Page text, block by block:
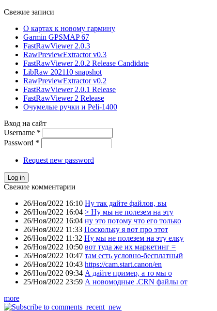
Свежие записи
О картах к новому гармину
Garmin GPSMAP 67
FastRawViewer 2.0.3
RawPreviewExtractor v0.3
FastRawViewer 2.0.2 Release Candidate
LibRaw 202110 snapshot
RawPreviewExtractor v0.2
FastRawViewer 2.0.1 Release
FastRawViewer 2 Release
Очумелые ручки и Peli-1400
Вход на сайт
Username *
Password *
Request new password
Свежие комментарии
26/Ноя/2022 16:10 Ну так дайте файлов, вы
26/Ноя/2022 16:04 > Ну мы не полезем на эту
26/Ноя/2022 16:04 ну это потому что его только
26/Ноя/2022 11:33 Поскольку я вот про этот
26/Ноя/2022 11:32 Ну мы не полезем на эту елку
26/Ноя/2022 10:50 вот туда же их маркетинг =
26/Ноя/2022 10:47 там есть условно-бесплатный
26/Ноя/2022 10:43 https://cam.start.canon/en
26/Ноя/2022 09:34 А дайте пример, а то мы о
25/Ноя/2022 23:59 А новомодные .CRN файлы от
more